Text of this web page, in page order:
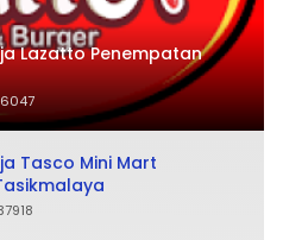
Lazatto Penempatan
Tasco Mini Mart